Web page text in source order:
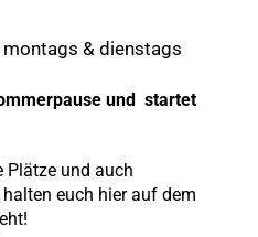
& dienstags
und startet
Plätze und auch
euch hier auf dem